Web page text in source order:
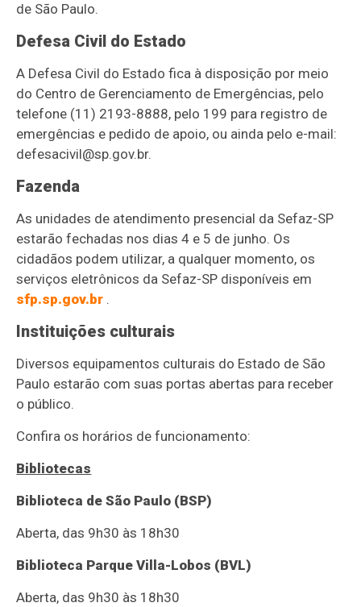
de São Paulo.
Defesa Civil do Estado
A Defesa Civil do Estado fica à disposição por meio
do Centro de Gerenciamento de Emergências, pelo
telefone (11) 2193-8888, pelo 199 para registro de
emergências e pedido de apoio, ou ainda pelo e-mail:
defesacivil@sp.gov.br.
Fazenda
As unidades de atendimento presencial da Sefaz-SP
estarão fechadas nos dias 4 e 5 de junho. Os
cidadãos podem utilizar, a qualquer momento, os
serviços eletrônicos da Sefaz-SP disponíveis em
sfp.sp.gov.br .
Instituições culturais
Diversos equipamentos culturais do Estado de São
Paulo estarão com suas portas abertas para receber
o público.
Confira os horários de funcionamento:
Bibliotecas
Biblioteca de São Paulo (BSP)
Aberta, das 9h30 às 18h30
Biblioteca Parque Villa-Lobos (BVL)
Aberta, das 9h30 às 18h30